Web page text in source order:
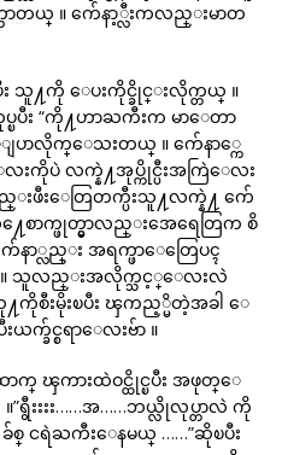
တယ္ ။ က်ေနာ့္လီးကလည္းမာတ
သူ႔ကို ေပးကိုင္ခိုင္းလိုက္တယ္ ။
ပီး “ကို႔ဟာႀကီးက မာေတာ
ပာလိုက္ေသးတယ္ ။ က်ေနာ္ကေ
းကိုပဲ လက္နဲ႔အုပ္ကိုင္ပီးအကြဲေလး
ဖီးေတြတက္ပီးသူ႔လက္နဲ႔ က်ေ
စာက္ဖုတ္မွာလည္းအေရေတြက စိ
နာ္လည္း အရက္ဖာေတြေပၚ
သူလည္းအလိုက္သင့္ေလးလဲ
႔ကိုစီးမိုးၿပီး ၾကည့္မိတဲ့အခါ ေ
က္ခ်င္စရာေလးဗ်ာ ။
ာက္ ၾကားထဲဝင္ထိုင္ၿပီး အဖုတ္ေ
ရွီးးးး……အ……ဘယ္လိုလုပ္တာလဲ ကို
စ္ ငရဲႀကီးေနမယ္ ……”ဆိုၿပီး